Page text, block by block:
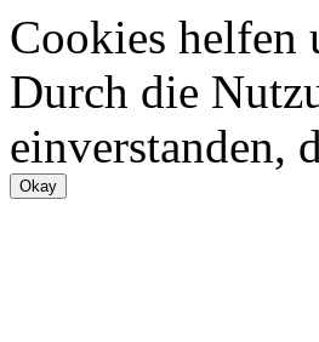
Cookies helfen
Durch die
einverstanden,